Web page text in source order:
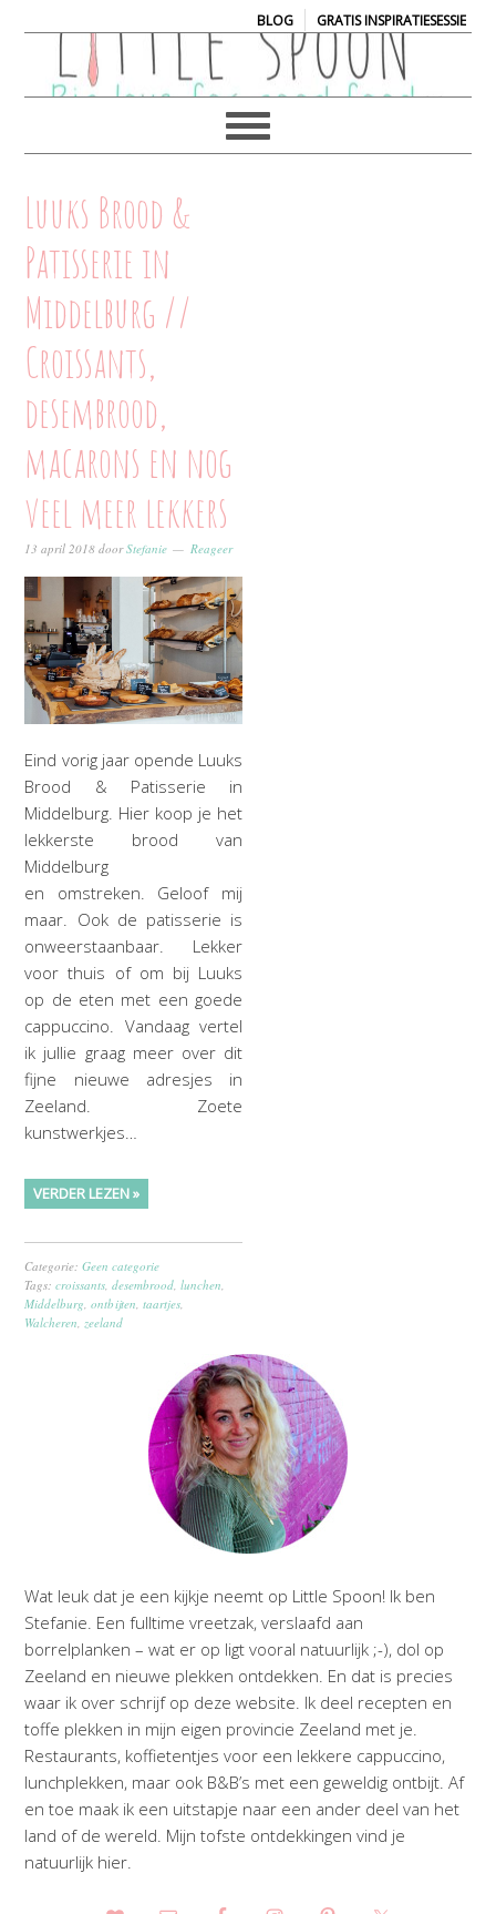
BLOG| GRATIS INSPIRATIESESSIE
Luuks Brood &
Patisserie in
Middelburg //
Croissants,
desembrood,
macarons en nog
veel meer lekkers
13 april 2018 doorStefanie Reageer
Eind vorig jaar opende Luuks
Brood & Patisserie in
Middelburg. Hier koop je het
lekkerste brood van
Middelburg
en omstreken. Geloof mij
maar. Ook de patisserie is
onweerstaanbaar. Lekker
voor thuis of om bij Luuks
op de eten met een goede
cappuccino. Vandaag vertel
ik jullie graag meer over dit
fijne nieuwe adresjes in
Zeeland. Zoete
kunstwerkjes…
VERDER LEZEN »
Categorie:Geen categorie
Tags:croissants,desembrood,lunchen,
Middelburg,ontbijten,taartjes,
Walcheren,zeeland
Wat leuk dat je een kijkje neemt op Little Spoon! Ik ben
Stefanie. Een fulltime vreetzak, verslaafd aan
borrelplanken – wat er op ligt vooral natuurlijk ;-), dol op
Zeeland en nieuwe plekken ontdekken. En dat is precies
waar ik over schrijf op deze website. Ik deel recepten en
toffe plekken in mijn eigen provincie Zeeland met je.
Restaurants, koffietentjes voor een lekkere cappuccino,
lunchplekken, maar ook B&B’s met een geweldig ontbijt. Af
en toe maak ik een uitstapje naar een ander deel van het
land of de wereld. Mijn tofste ontdekkingen vind je
natuurlijk hier.